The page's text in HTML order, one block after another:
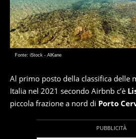
Fonte: iStock - AlKane
Al primo posto della classifica delle
Italia nel 2021 secondo Airbnb c’è
piccola frazione a nord di Porto